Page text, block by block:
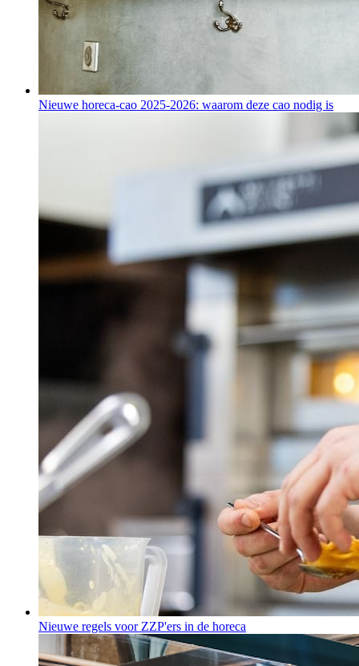
Nieuwe horeca-cao 2025-2026: waarom deze cao nodig is
Nieuwe regels voor ZZP'ers in de horeca